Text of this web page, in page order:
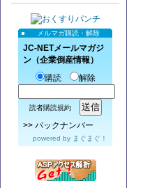
メルマガ購読・解除
JC-NETメールマガジ
ン（企業倒産情報）
購読
解除
読者購読規約
>> バックナンバー
powered by まぐまぐ！